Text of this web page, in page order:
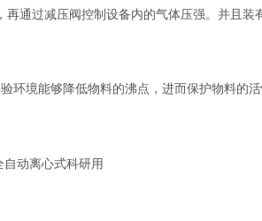
通过减压阀控制设备内的气体压强。并且装
环境能够降低物料的沸点，进而保护物料的活